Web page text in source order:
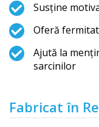
Susține
Oferă
Ajută la
sarcinilor
Fabricat în